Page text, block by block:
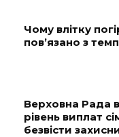
Чому влітку
пов’язано з
Верховна Рада
рівень виплат
безвісти